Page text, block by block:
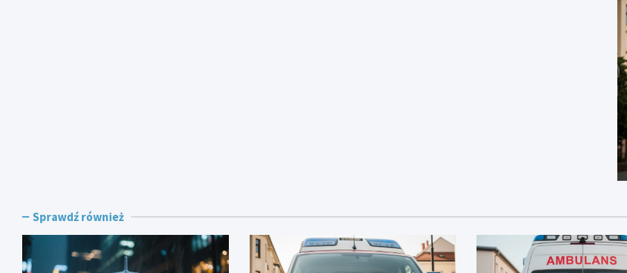
Sprawdź również